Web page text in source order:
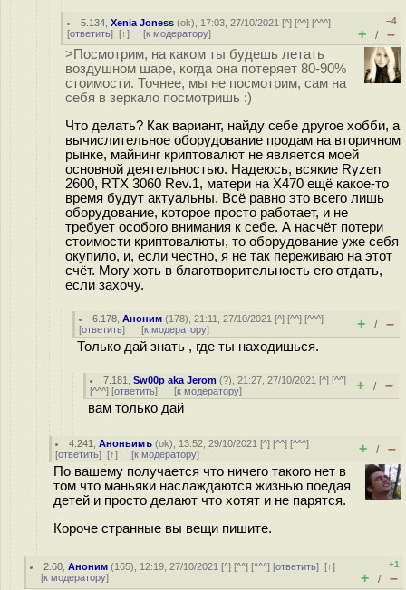
5.134 ,Xenia Joness (ok), 17:03, 27/10/2021 [^] [^^] [^^^]
[ответить] [↑] [к модератору]
–4
+ / –
>Посмотрим, на каком ты будешь летать
воздушном шаре, когда она потеряет 80-90%
стоимости. Точнее, мы не посмотрим, сам на
себя в зеркало посмотришь :)
Что делать? Как вариант, найду себе другое хобби, а
вычислительное оборудование продам на вторичном
рынке, майнинг криптовалют не является моей
основной деятельностью. Надеюсь, всякие Ryzen
2600, RTX 3060 Rev.1, матери на X470 ещё какое-то
время будут актуальны. Всё равно это всего лишь
оборудование, которое просто работает, и не
требует особого внимания к себе. А насчёт потери
стоимости криптовалюты, то оборудование уже себя
окупило, и, если честно, я не так переживаю на этот
счёт. Могу хоть в благотворительность его отдать,
если захочу.
6.178 ,Аноним (178), 21:11, 27/10/2021 [^] [^^] [^^^]
[ответить] [к модератору] + / –
Только дай знать , где ты находишься.
7.181 ,Sw00p aka Jerom (?), 21:27, 27/10/2021 [^] [^^]
[^^^] [ответить] [к модератору] + / –
вам только дай
4.241 ,Аноньимъ (ok), 13:52, 29/10/2021 [^] [^^] [^^^]
[ответить] [↑] [к модератору] + / –
По вашему получается что ничего такого нет в
том что маньяки наслаждаются жизнью поедая
детей и просто делают что хотят и не парятся.
Короче странные вы вещи пишите.
2.60 ,Аноним (165), 12:19, 27/10/2021 [^] [^^] [^^^] [ответить][↑]
[к модератору]
+1
+ / –